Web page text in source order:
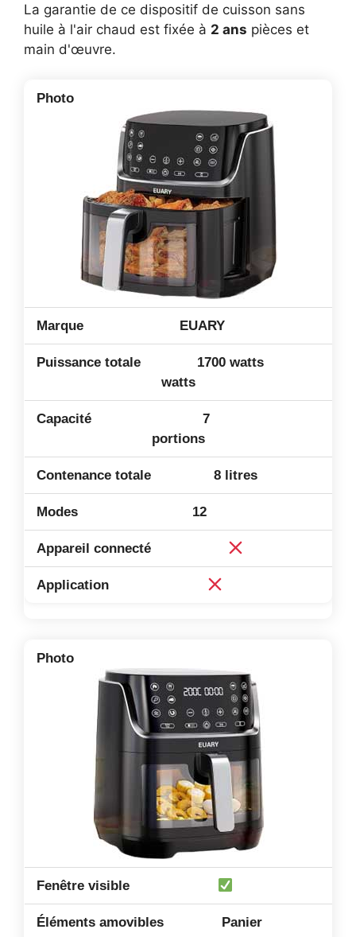
La garantie de ce dispositif de cuisson sans
huile à l'air chaud est fixée à 2 ans pièces et
main d'œuvre.
EUARY
1700 watts
watts
7
portions
8 litres
12
Panier